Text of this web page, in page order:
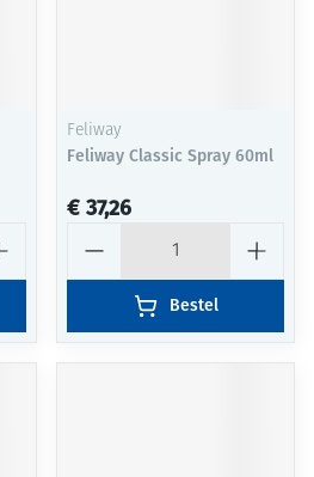
Feliway
Feliway Classic Spray 60ml
€ 37,26
Bestel